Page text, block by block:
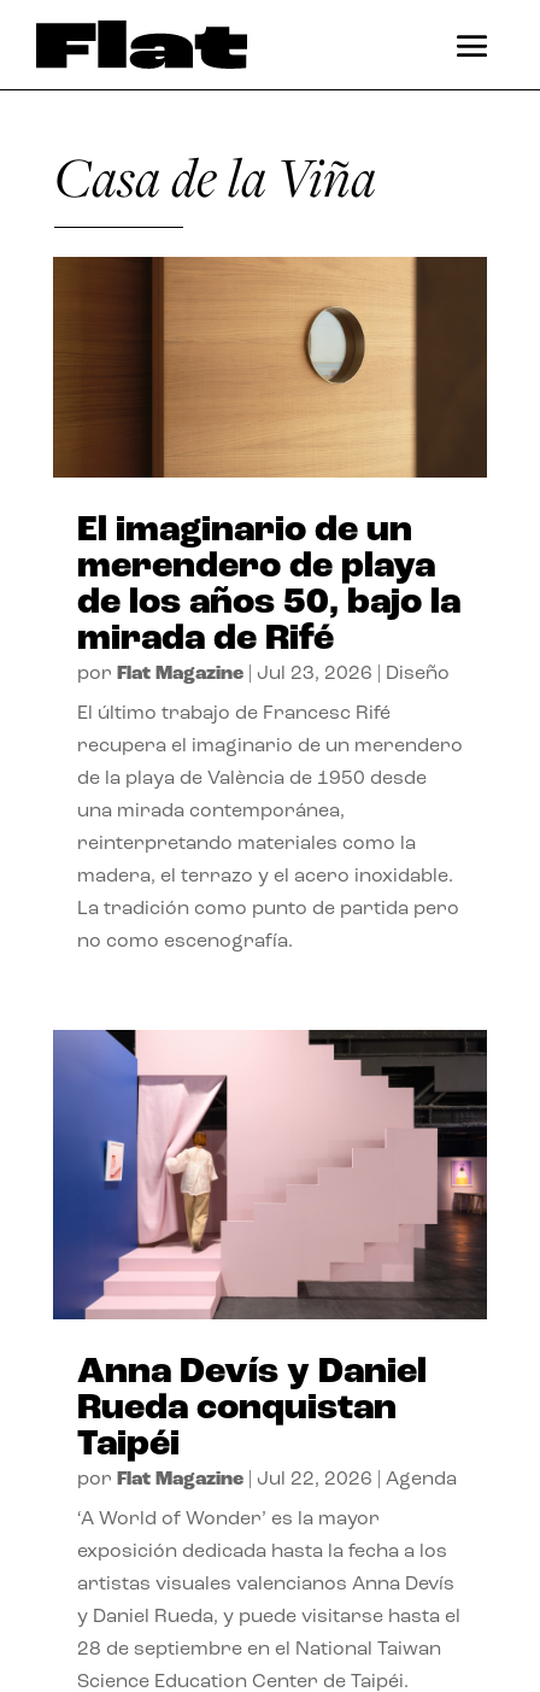
Casa de la Viña
El imaginario de un
merendero de playa
de los años 50, bajo la
mirada de Rifé
por Flat Magazine| Jul 23, 2026 Diseño
El último trabajo de Francesc Rifé
recupera el imaginario de un merendero
de la playa de València de 1950 desde
una mirada contemporánea,
reinterpretando materiales como la
madera, el terrazo y el acero inoxidable.
La tradición como punto de partida pero
no como escenografía.
Anna Devís y Daniel
Rueda conquistan
Taipéi
por Flat Magazine| Jul 22, 2026 Agenda
‘A World of Wonder’ es la mayor
exposición dedicada hasta la fecha a los
artistas visuales valencianos Anna Devís
y Daniel Rueda, y puede visitarse hasta el
28 de septiembre en el National Taiwan
Science Education Center de Taipéi.